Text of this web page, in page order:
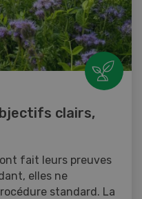
clairs,
fait leurs preuves
elles ne
standard. La